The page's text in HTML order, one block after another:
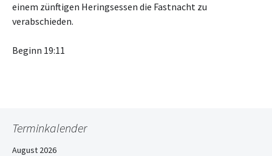
einem zünftigen Heringsessen die Fastnacht zu
verabschieden.
Beginn 19:11
Terminkalender
August 2026